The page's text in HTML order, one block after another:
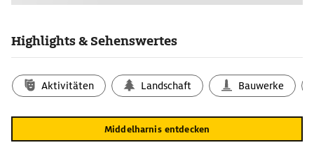
Highlights & Sehenswertes
Aktivitäten Landschaft Bauwerke
Middelharnis entdecken